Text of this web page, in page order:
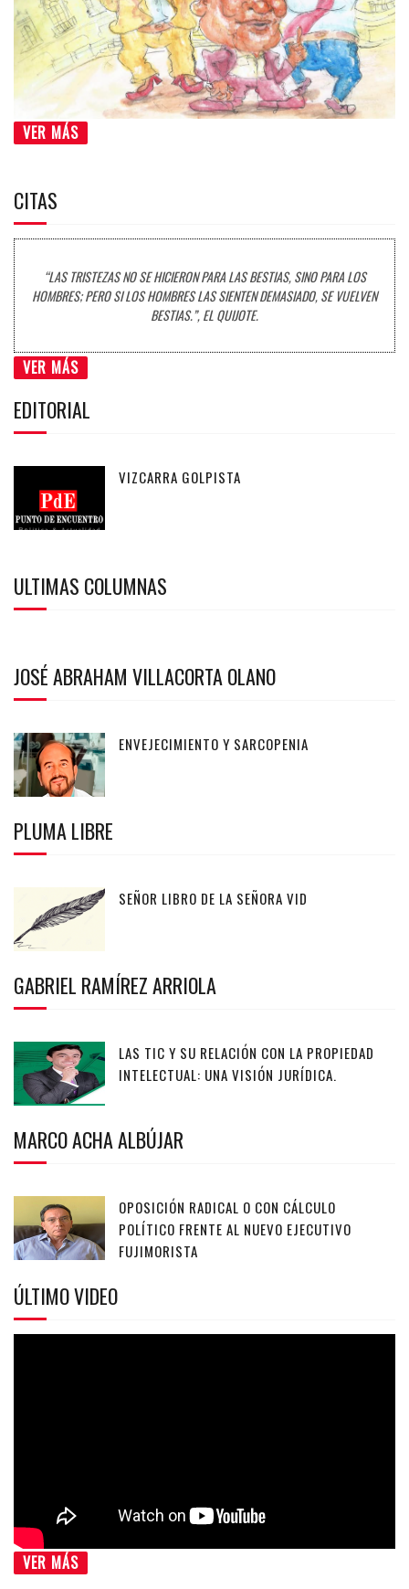
VER MÁS
CITAS
“LAS TRISTEZAS NO SE HICIERON PARA LAS BESTIAS, SINO PARA LOS
HOMBRES; PERO SI LOS HOMBRES LAS SIENTEN DEMASIADO, SE VUELVEN
BESTIAS.”, EL QUIJOTE.
VER MÁS
EDITORIAL
VIZCARRA GOLPISTA
ULTIMAS COLUMNAS
JOSÉ ABRAHAM VILLACORTA OLANO
ENVEJECIMIENTO Y SARCOPENIA
PLUMA LIBRE
SEÑOR LIBRO DE LA SEÑORA VID
GABRIEL RAMÍREZ ARRIOLA
LAS TIC Y SU RELACIÓN CON LA PROPIEDAD
INTELECTUAL: UNA VISIÓN JURÍDICA.
MARCO ACHA ALBÚJAR
OPOSICIÓN RADICAL O CON CÁLCULO
POLÍTICO FRENTE AL NUEVO EJECUTIVO
FUJIMORISTA
ÚLTIMO VIDEO
VER MÁS